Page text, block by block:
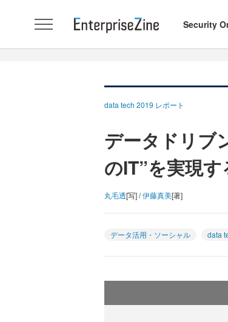
Security
data tech 2019 レポート
データドリブ
のIT”を実現
丸毛透[写] /伊藤真美[著]
データ活用・ソーシャル data